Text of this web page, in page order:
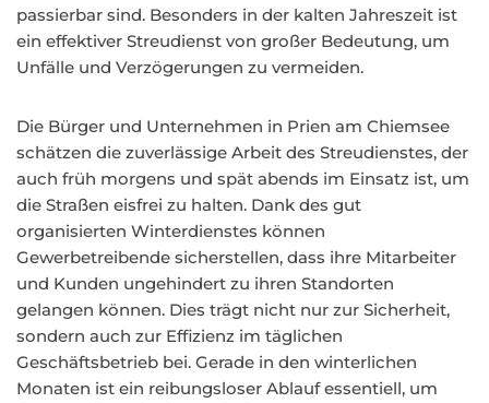
passierbar sind. Besonders in der kalten Jahreszeit ist
ein effektiver Streudienst von großer Bedeutung, um
Unfälle und Verzögerungen zu vermeiden.
Die Bürger und Unternehmen in Prien am Chiemsee
schätzen die zuverlässige Arbeit des Streudienstes, der
auch früh morgens und spät abends im Einsatz ist, um
die Straßen eisfrei zu halten. Dank des gut
organisierten Winterdienstes können
Gewerbetreibende sicherstellen, dass ihre Mitarbeiter
und Kunden ungehindert zu ihren Standorten
gelangen können. Dies trägt nicht nur zur Sicherheit,
sondern auch zur Effizienz im täglichen
Geschäftsbetrieb bei. Gerade in den winterlichen
Monaten ist ein reibungsloser Ablauf essentiell, um